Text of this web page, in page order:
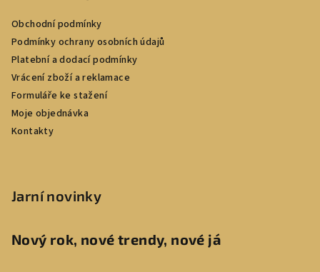
Obchodní podmínky
Podmínky ochrany osobních údajů
Platební a dodací podmínky
Vrácení zboží a reklamace
Formuláře ke stažení
Moje objednávka
Kontakty
Jarní novinky
Nový rok, nové trendy, nové já